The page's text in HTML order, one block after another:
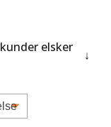
elsker